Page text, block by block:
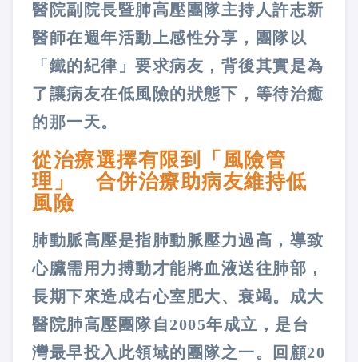
醫院副院長暨肺高壓團隊主持人許志新
醫師在週年活動上感性分享，團隊以
「鐵的紀律」要求病友，背後其實是為
了讓病友在低風險的狀態下，等待治癒
的那一天。
從治療選擇有限到「風險管
理」 合併治療助病友維持低
風險
肺動脈高壓是指肺動脈壓力過高，導致
心臟需用力搏動才能將血液送往肺部，
長期下來造成右心室肥大、衰竭。成大
醫院肺高壓團隊自2005年成立，是台
灣最早投入此領域的團隊之一。回顧20